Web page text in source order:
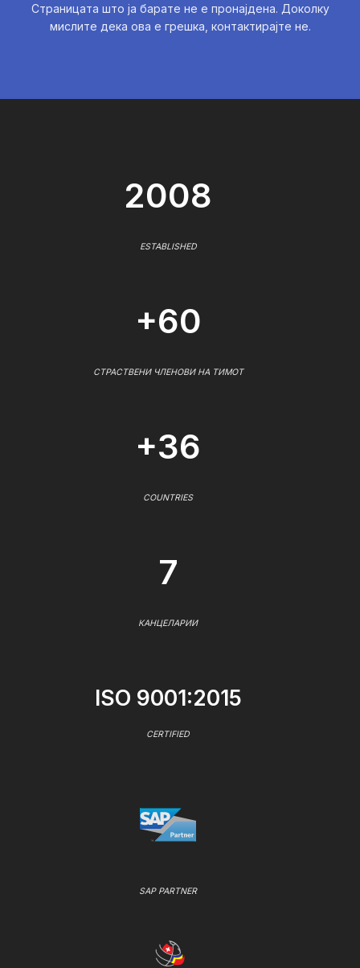
Страницата што ја барате не е пронајдена. Доколку
мислите дека ова е грешка, контактирајте не.
2008
ESTABLISHED
+60
СТРАСТВЕНИ ЧЛЕНОВИ НА ТИМОТ
+36
COUNTRIES
7
КАНЦЕЛАРИИ
ISO 9001:2015
CERTIFIED
SAP PARTNER